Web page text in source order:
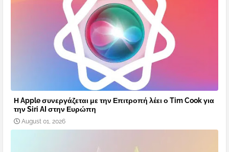
Η Apple συνεργάζεται με την Επιτροπή λέει ο Tim Cook για
την Siri AI στην Ευρώπη
August 01, 2026